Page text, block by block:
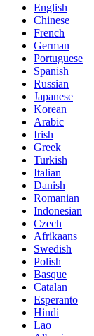
English
Chinese
French
German
Portuguese
Spanish
Russian
Japanese
Korean
Arabic
Irish
Greek
Turkish
Italian
Danish
Romanian
Indonesian
Czech
Afrikaans
Swedish
Polish
Basque
Catalan
Esperanto
Hindi
Lao